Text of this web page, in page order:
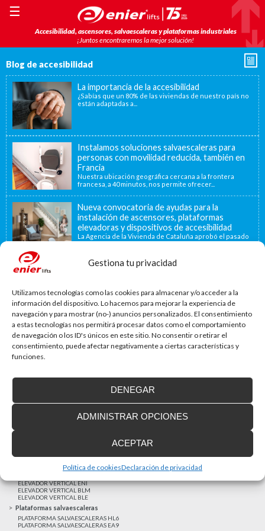
Gestiona tu privacidad
Utilizamos tecnologías como las cookies para almacenar y/o acceder a la
información del dispositivo. Lo hacemos para mejorar la experiencia de
navegación y para mostrar (no-) anuncios personalizados. El consentimiento
a estas tecnologías nos permitirá procesar datos como el comportamiento
de navegación o los ID's únicos en este sitio. No consentir o retirar el
consentimiento, puede afectar negativamente a ciertas características y
funciones.
ACEPTAR
DENEGAR
ADMINISTRAR OPCIONES
Política de cookiesDeclaración de privacidad
Accesibilidad, ascensores, salvaescaleras y plataformas industriales
¡Juntos encontraremos la mejor solución!
☰
Blog de accesibilidad
La importancia de la accesibilidad
¿Sabías que un 80% de las viviendas de nuestro país no
están adaptadas a...
Instalamos soluciones salvaescaleras para
personas con movilidad reducida, también en
Francia
Nuestra ubicación geográfica cercana a la frontera
francesa, a 40 minutos, nos permite ofrecer...
Nueva convocatoria de ayudas para la
instalación de ascensores, plataformas
elevadoras y dispositivos de accesibilidad
La Agencia de la Vivienda de Cataluña aprobó el pasado
15 de noviembre de...
La accesibilidad universal es una prioridad
MAS NOTICIAS
Elevadores verticales
ELEVADOR VERTICAL ENI
ELEVADOR VERTICAL BLM
ELEVADOR VERTICAL BLE
Plataformas salvaescaleras
PLATAFORMA SALVAESCALERAS HL6
PLATAFORMA SALVAESCALERAS EA9